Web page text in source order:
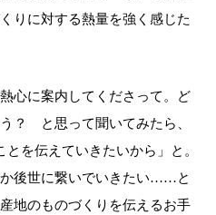
りに対する熱量を強く感じた
心に案内してくださって。ど
？ と思って聞いてみたら、
とを伝えていきたいから」と。
後世に繋いでいきたい……と
地のものづくりを伝えるお手